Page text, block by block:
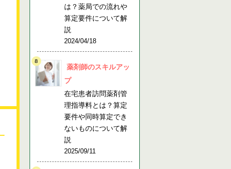
は？薬局での流れや
算定要件について解
説
2024/04/18
薬剤師のスキルアッ
プ
在宅患者訪問薬剤管
理指導料とは？算定
要件や同時算定でき
ないものについて解
説
2025/09/11